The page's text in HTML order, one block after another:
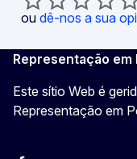
ou dê-nos a sua
Representação em
Este sítio Web é
Representação em